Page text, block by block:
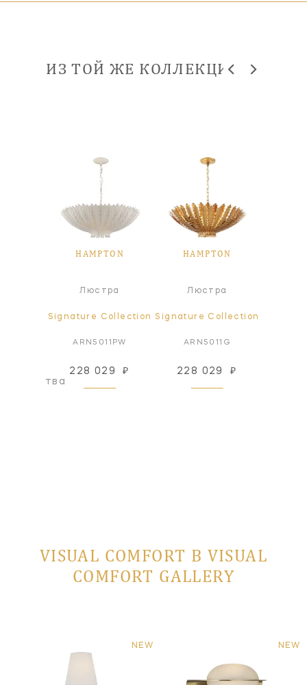
ИЗ ТОЙ ЖЕ КОЛЛЕКЦИИ
HAMPTON
Люстра
Signature Collection
ARN5011PW
228 029 ₽
HAMPTON
Люстра
Signature Collection
ARN5011G
228 029 ₽
VISUAL COMFORT В VISUAL
COMFORT GALLERY
NEW NEW